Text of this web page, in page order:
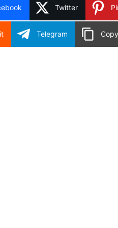
Twitter
Telegram